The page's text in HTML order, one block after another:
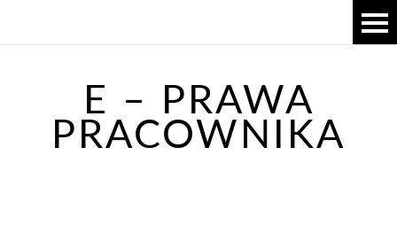
E – PRAWA
PRACOWNIKA